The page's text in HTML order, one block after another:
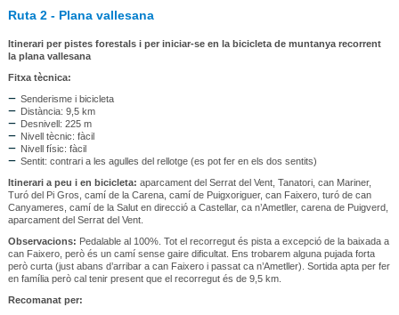
Ruta 2 - Plana vallesana
Itinerari per pistes forestals i per iniciar-se en la bicicleta de muntanya recorrent
la plana vallesana
Fitxa tècnica:
Senderisme i bicicleta
Distància: 9,5 km
Desnivell: 225 m
Nivell tècnic: fàcil
Nivell físic: fàcil
Sentit: contrari a les agulles del rellotge (es pot fer en els dos sentits)
Itinerari a peu i en bicicleta: aparcament del Serrat del Vent, Tanatori, can Mariner,
Turó del Pi Gros, camí de la Carena, camí de Puigxoriguer, can Faixero, turó de can
Canyameres, camí de la Salut en direcció a Castellar, ca n’Ametller, carena de Puigverd,
aparcament del Serrat del Vent.
Observacions: Pedalable al 100%. Tot el recorregut és pista a excepció de la baixada a
can Faixero, però és un camí sense gaire dificultat. Ens trobarem alguna pujada forta
però curta (just abans d’arribar a can Faixero i passat ca n’Ametller). Sortida apta per fer
en família però cal tenir present que el recorregut és de 9,5 km.
Recomanat per: